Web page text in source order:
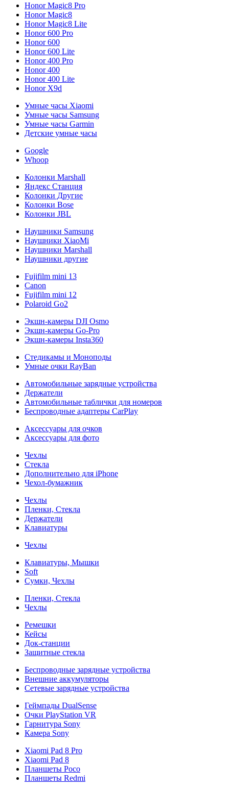
Honor Magic8 Pro
Honor Magic8
Honor Magic8 Lite
Honor 600 Pro
Honor 600
Honor 600 Lite
Honor 400 Pro
Honor 400
Honor 400 Lite
Honor X9d
Умные часы Xiaomi
Умные часы Samsung
Умные часы Garmin
Детские умные часы
Google
Whoop
Колонки Marshall
Яндекс Станция
Колонки Другие
Колонки Bose
Колонки JBL
Наушники Samsung
Наушники XiaoMi
Наушники Marshall
Наушники другие
Fujifilm mini 13
Canon
Fujifilm mini 12
Polaroid Go2
Экшн-камеры DJI Osmo
Экшн-камеры Go-Pro
Экшн-камеры Insta360
Стедикамы и Моноподы
Умные очки RayBan
Автомобильные зарядные устройства
Держатели
Автомобильные таблички для номеров
Беспроводные адаптеры CarPlay
Аксессуары для очков
Аксессуары для фото
Чехлы
Стекла
Дополнительно для iPhone
Чехол-бумажник
Чехлы
Пленки, Стекла
Держатели
Клавиатуры
Чехлы
Клавиатуры, Мышки
Soft
Сумки, Чехлы
Пленки, Стекла
Чехлы
Ремешки
Кейсы
Док-станции
Защитные стекла
Беспроводные зарядные устройства
Внешние аккумуляторы
Сетевые зарядные устройства
Геймпады DualSense
Очки PlayStation VR
Гарнитура Sony
Камера Sony
Xiaomi Pad 8 Pro
Xiaomi Pad 8
Планшеты Poco
Планшеты Redmi